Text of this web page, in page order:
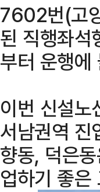
7602번(고
된 직행좌석
부터 운행에
이번 신설노
서남권역 진
향동, 덕은
업하기 좋은